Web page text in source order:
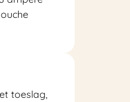
toeslag,